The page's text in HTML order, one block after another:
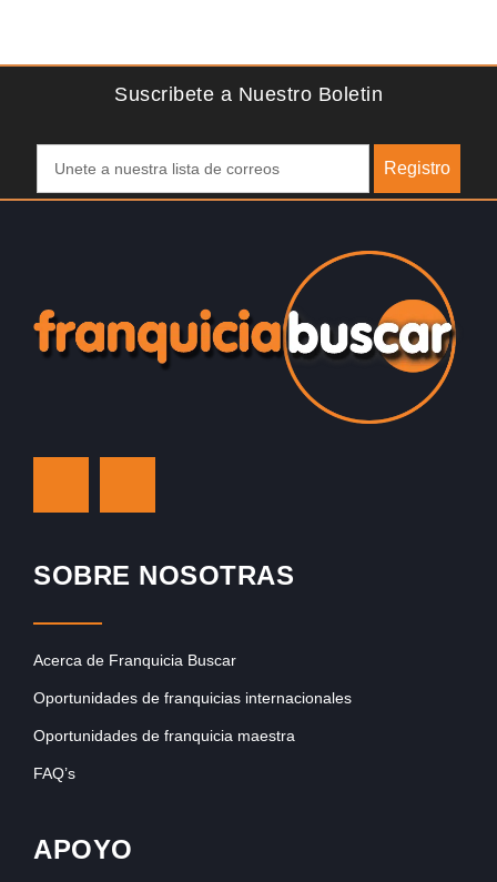
Suscribete a Nuestro Boletin
Registro
SOBRE NOSOTRAS
Acerca de Franquicia Buscar
Oportunidades de franquicias internacionales
Oportunidades de franquicia maestra
FAQ’s
APOYO